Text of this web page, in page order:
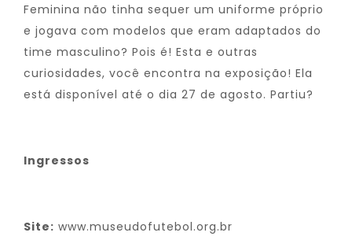
Feminina não tinha sequer um uniforme próprio
e jogava com modelos que eram adaptados do
time masculino? Pois é! Esta e outras
curiosidades, você encontra na exposição! Ela
está disponível até o dia 27 de agosto. Partiu?
Ingressos
Site: www.museudofutebol.org.br